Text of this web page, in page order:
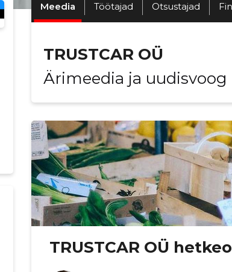
Meedia Töötajad Otsustajad
TRUSTCAR OÜ
Ärimeedia ja uudisvoog
TRUSTCAR OÜ